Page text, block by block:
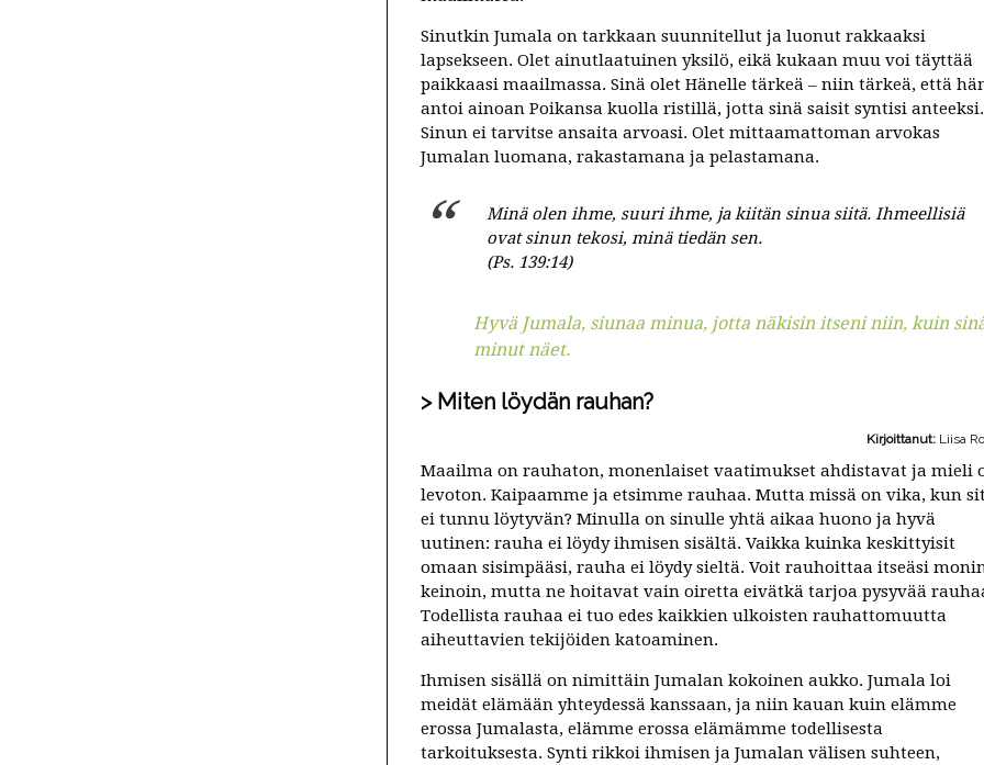
Sinutkin Jumala on tarkkaan suunnitellut ja luonut rakkaaksi
lapsekseen. Olet ainutlaatuinen yksilö, eikä kukaan muu voi täyttää
paikkaasi maailmassa. Sinä olet Hänelle tärkeä – niin tärkeä, että
antoi ainoan Poikansa kuolla ristillä, jotta sinä saisit syntisi anteeksi.
Sinun ei tarvitse ansaita arvoasi. Olet mittaamattoman arvokas
Jumalan luomana, rakastamana ja pelastamana.
Minä olen ihme, suuri ihme, ja kiitän sinua siitä. Ihmeellisiä
ovat sinun tekosi, minä tiedän sen.
(Ps. 139:14)
Hyvä Jumala, siunaa minua, jotta näkisin itseni niin, kuin
minut näet.
Miten löydän rauhan?
Kirjoittanut: Liisa
Maailma on rauhaton, monenlaiset vaatimukset ahdistavat ja mieli
levoton. Kaipaamme ja etsimme rauhaa. Mutta missä on vika, kun
ei tunnu löytyvän? Minulla on sinulle yhtä aikaa huono ja hyvä
uutinen: rauha ei löydy ihmisen sisältä. Vaikka kuinka keskittyisit
omaan sisimpääsi, rauha ei löydy sieltä. Voit rauhoittaa itseäsi
keinoin, mutta ne hoitavat vain oiretta eivätkä tarjoa pysyvää
Todellista rauhaa ei tuo edes kaikkien ulkoisten rauhattomuutta
aiheuttavien tekijöiden katoaminen.
Ihmisen sisällä on nimittäin Jumalan kokoinen aukko. Jumala loi
meidät elämään yhteydessä kanssaan, ja niin kauan kuin elämme
erossa Jumalasta, elämme erossa elämämme todellisesta
tarkoituksesta. Synti rikkoi ihmisen ja Jumalan välisen suhteen,